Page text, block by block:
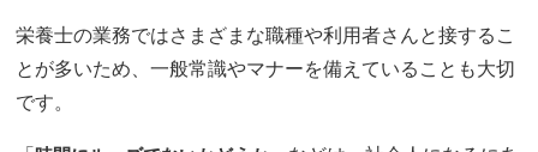
栄養士の業務ではさまざまな職種や利用者さんと接するこ
とが多いため、一般常識やマナーを備えていることも大切
です。